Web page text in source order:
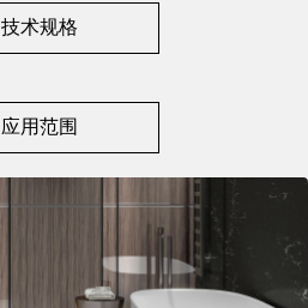
技术规格
应用范围